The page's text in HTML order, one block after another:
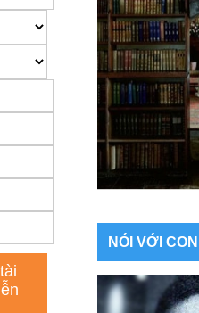
NÓI VỚI CON